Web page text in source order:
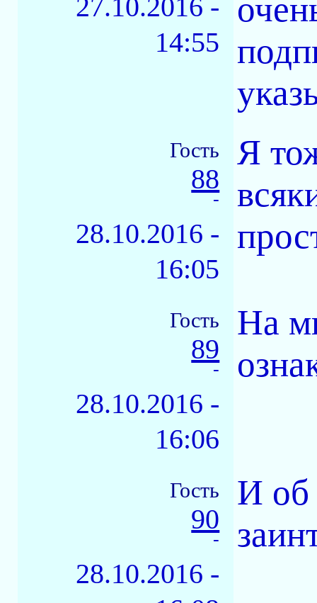
27.10.2016 -
14:55
Гость
88
-
28.10.2016 -
16:05
Я
Гость
89
-
28.10.2016 -
16:06
На
Гость
90
-
28.10.2016 -
И об